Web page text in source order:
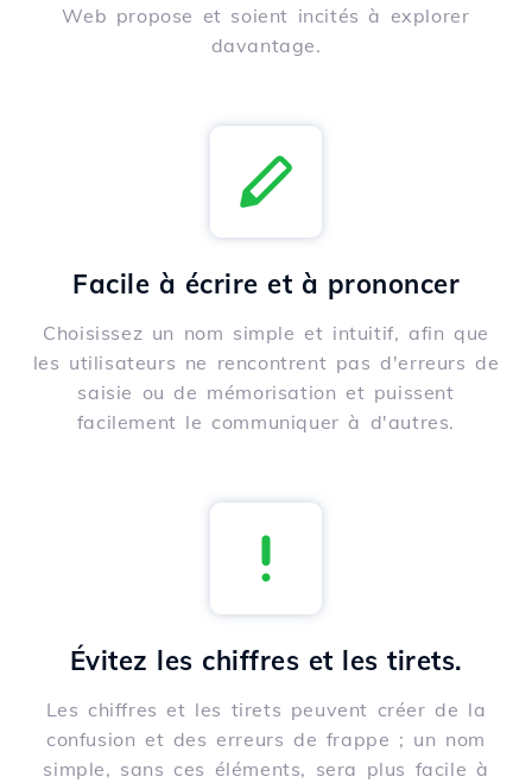
Web propose et soient incités à explorer
davantage.
Facile à écrire et à prononcer
Choisissez un nom simple et intuitif, afin que
les utilisateurs ne rencontrent pas d'erreurs de
saisie ou de mémorisation et puissent
facilement le communiquer à d'autres.
Évitez les chiffres et les tirets.
Les chiffres et les tirets peuvent créer de la
confusion et des erreurs de frappe ; un nom
simple, sans ces éléments, sera plus facile à